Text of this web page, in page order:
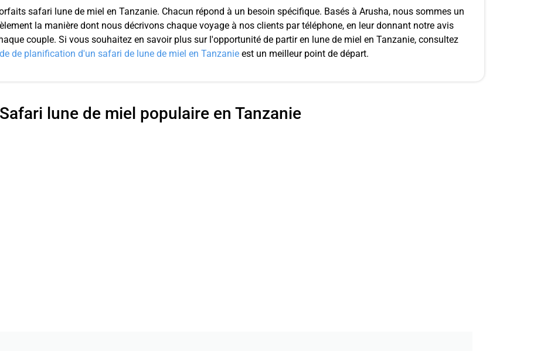
safari lune de miel en Tanzanie. Chacun répond à un besoin spécifique. Basés à Arusha, nous sommes un
la manière dont nous décrivons chaque voyage à nos clients par téléphone, en leur donnant notre avis
couple. Si vous souhaitez en savoir plus sur l'opportunité de partir en lune de miel en Tanzanie, consultez
de planification d'un safari de lune de miel en Tanzanie est un meilleur point de départ.
Safari lune de miel populaire en Tanzanie